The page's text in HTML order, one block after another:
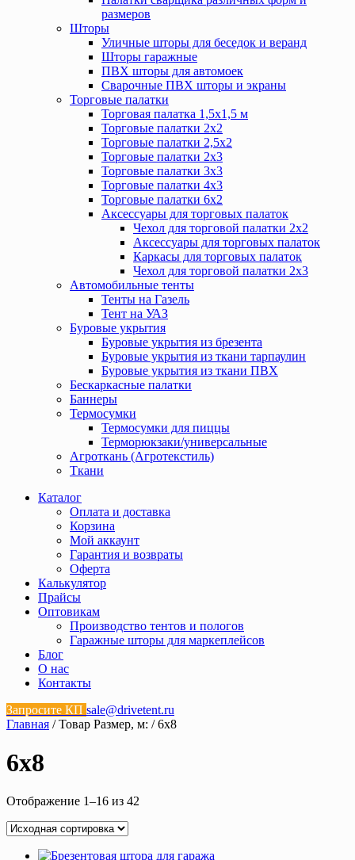
размеров
Шторы
Уличные шторы для беседок и веранд
Шторы гаражные
ПВХ шторы для автомоек
Сварочные ПВХ шторы и экраны
Торговые палатки
Торговая палатка 1,5х1,5 м
Торговые палатки 2х2
Торговые палатки 2,5х2
Торговые палатки 2х3
Торговые палатки 3х3
Торговые палатки 4х3
Торговые палатки 6х2
Аксессуары для торговых палаток
Чехол для торговой палатки 2х2
Аксессуары для торговых палаток
Каркасы для торговых палаток
Чехол для торговой палатки 2х3
Автомобильные тенты
Тенты на Газель
Тент на УАЗ
Буровые укрытия
Буровые укрытия из брезента
Буровые укрытия из ткани тарпаулин
Буровые укрытия из ткани ПВХ
Бескаркасные палатки
Баннеры
Термосумки
Термосумки для пиццы
Терморюкзаки/универсальные
Агроткань (Агротекстиль)
Ткани
Каталог
Оплата и доставка
Корзина
Мой аккаунт
Гарантия и возвраты
Оферта
Калькулятор
Прайсы
Оптовикам
Производство тентов и пологов
Гаражные шторы для маркеплейсов
Блог
О нас
Контакты
Запросите КП sale@drivetent.ru
Главная / Товар Размер, м: / 6х8
6х8
Отображение 1–16 из 42